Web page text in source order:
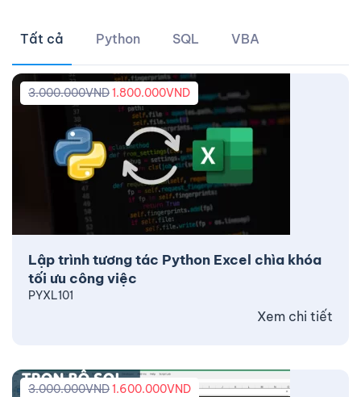
Tất cả Python SQL VBA
Lập trình tương tác Python Excel chìa khóa
tối ưu công việc
3.000.000VND1.800.000VND
PYXL101
Xem chi tiết
3.000.000VND1.600.000VND